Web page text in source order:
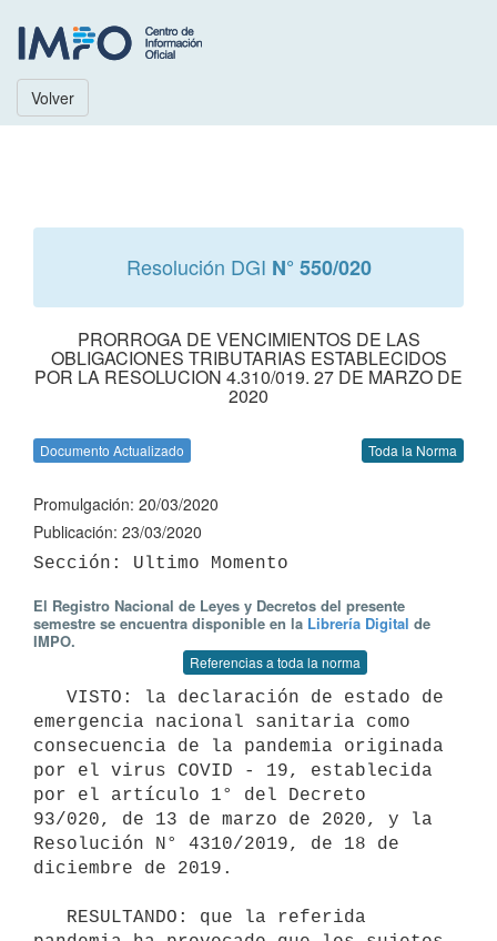
Volver
Resolución DGI N° 550/020
PRORROGA DE VENCIMIENTOS DE LAS
OBLIGACIONES TRIBUTARIAS ESTABLECIDOS
POR LA RESOLUCION 4.310/019. 27 DE MARZO DE
2020
Documento Actualizado Toda la Norma
Promulgación: 20/03/2020
Publicación: 23/03/2020
El Registro Nacional de Leyes y Decretos del presente
semestre se encuentra disponible en la Librería Digital de
IMPO.
Referencias a toda la norma
emergencia nacional sanitaria como
consecuencia de la pandemia originada
por el virus COVID - 19, establecida
por el artículo 1° del Decreto
93/020, de 13 de marzo de 2020, y la
Resolución N° 4310/2019, de 18 de
diciembre de 2019.